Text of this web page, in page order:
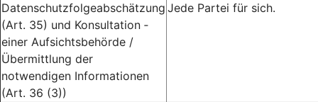
Datenschutzfolgeabschätzung
(Art. 35) und Konsultation ­
einer Aufsichtsbehörde /
Übermittlung der
notwendigen Informationen
(Art. 36 (3))
Jede Partei für sich.